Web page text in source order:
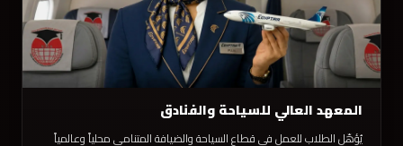
المعهد العالي للسياحة والفنادق
يُؤهّل الطلاب للعمل في قطاع السياحة والضيافة المتنامي محلياً وعالمياً